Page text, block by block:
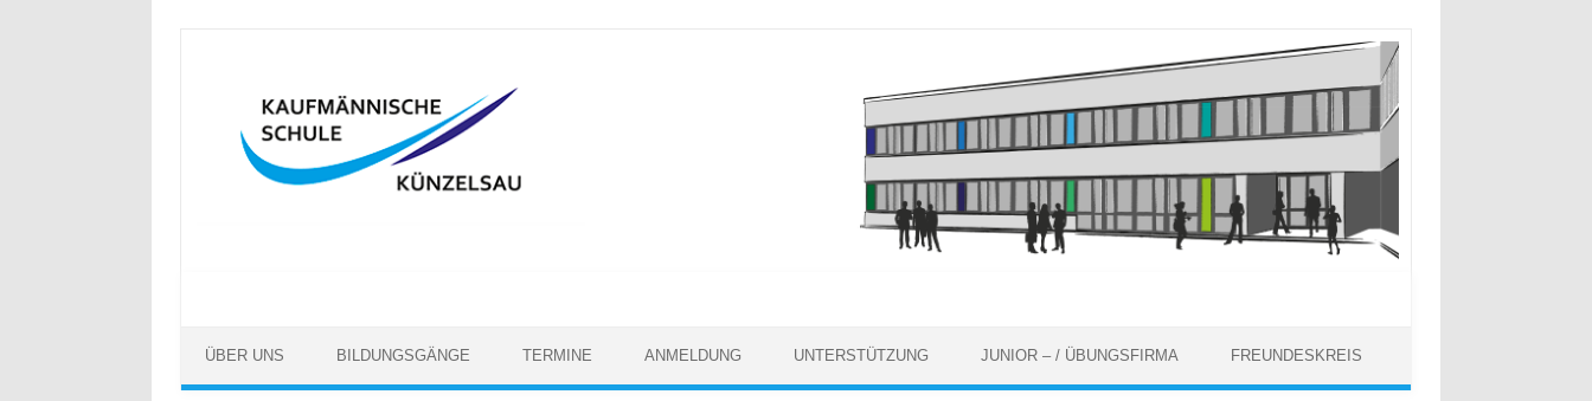
ÜBER UNS BILDUNGSGÄNGE TERMINE ANMELDUNG UNTERSTÜTZUNG JUNIOR – / ÜBUNGSFIRMA FREUNDESKREIS